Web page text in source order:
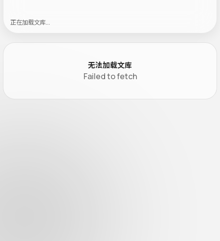
正在加载文库…
无法加载文库
Failed to fetch